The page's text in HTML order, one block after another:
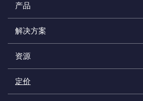
产品
解决方案
资源
定价